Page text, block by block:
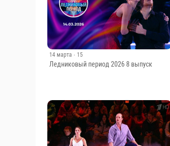
14 марта · 15
Ледниковый период 2026 8 выпуск